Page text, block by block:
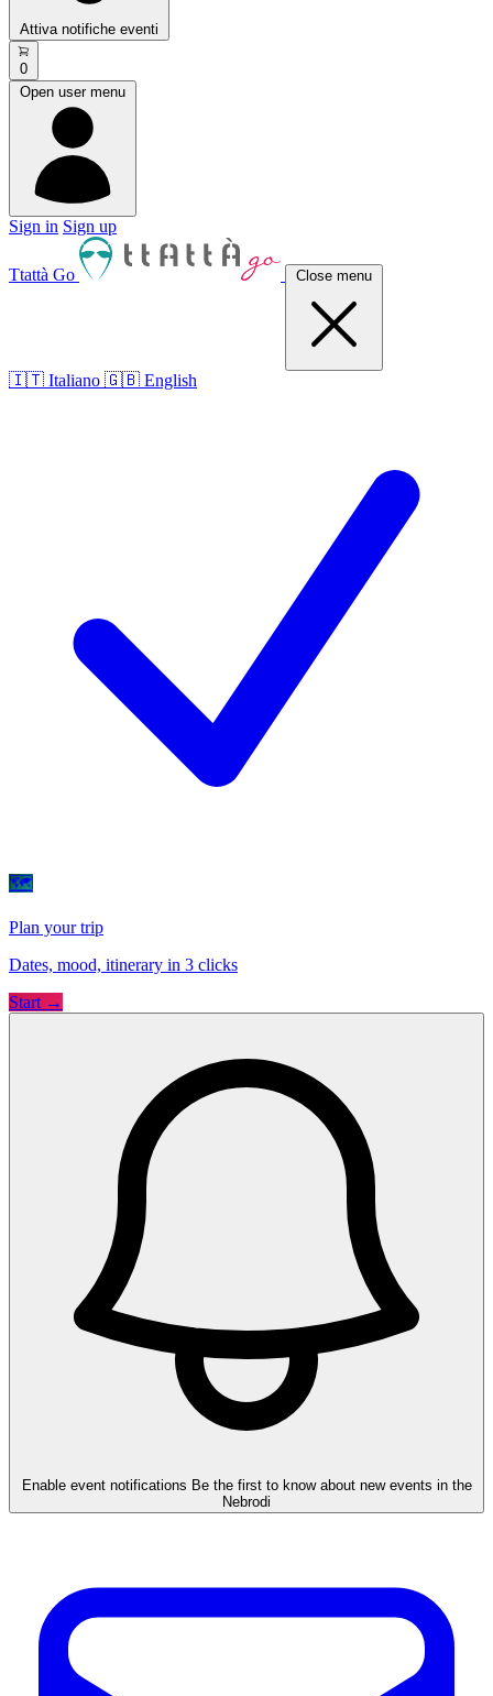
Attiva notifiche eventi
0
Open user menu
Sign in Sign up
Ttattà Go Close menu
🇮🇹 Italiano 🇬🇧 English
🗺
Plan your trip
Dates, mood, itinerary in 3 clicks
Start →
Enable event notifications Be the first to know about new events in the
Nebrodi